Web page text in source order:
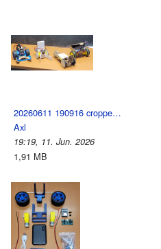
20260611 190916 croppe…
Axl
19:19, 11. Jun. 2026
1,91 MB